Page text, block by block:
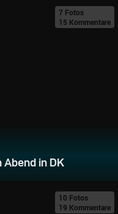
7 Fotos
15 Kommentare
in DK
10 Fotos
19 Kommentare